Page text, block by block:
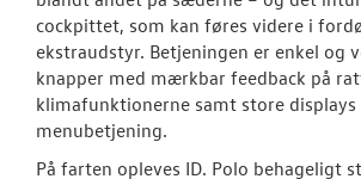
cockpittet, som kan føres videre i
ekstraudstyr. Betjeningen er enkel og
knapper med mærkbar feedback på
klimafunktionerne samt store displays
menubetjening.
På farten opleves ID. Polo behageligt